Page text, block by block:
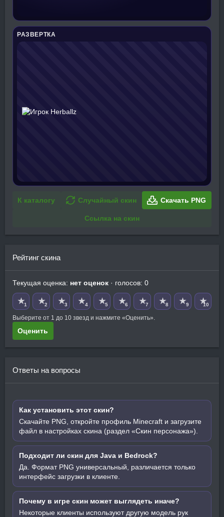
РАЗВЕРТКА
К каталогу Случайный скин Скачать PNG
Ссылка на скин
Рейтинг скина
Текущая оценка: нет оценок · голосов: 0
★1 ★2 ★3 ★4 ★5 ★6 ★7 ★8 ★9 ★10
Выберите от 1 до 10 звезд и нажмите «Оценить».
Оценить
Ответы на вопросы
Как установить этот скин?
Скачайте PNG, откройте профиль Minecraft и загрузите
файл в настройках скина (раздел «Скин персонажа»).
Подходит ли скин для Java и Bedrock?
Да. Формат PNG универсальный, различается только
интерфейс загрузки в клиенте.
Почему в игре скин может выглядеть иначе?
Некоторые клиенты используют другую модель рук